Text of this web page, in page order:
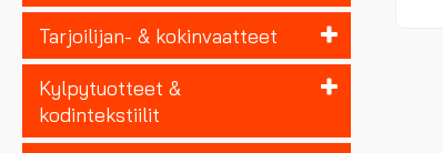
Tarjoilijan- & kokinvaatteet
Kylpytuotteet &
kodintekstiilit